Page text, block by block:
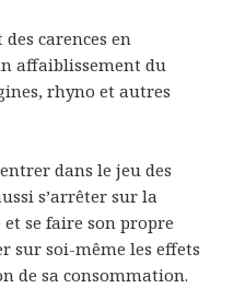
carences en
affaiblissement du
rhyno et autres
dans le jeu des
s’arrêter sur la
se faire son propre
sur soi-même les effets
de sa consommation.